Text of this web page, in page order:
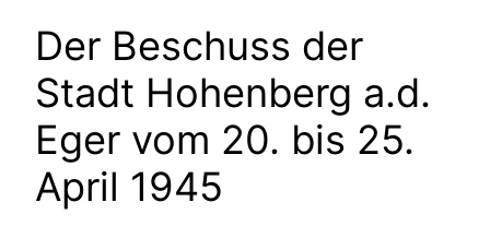
Der Beschuss der
Stadt Hohenberg a.d.
Eger vom 20. bis 25.
April 1945